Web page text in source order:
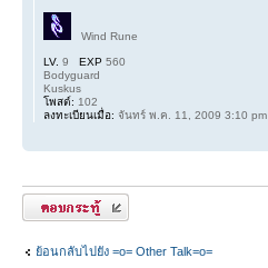
Wind Rune
LV. 9 EXP 560
Bodyguard
Kuskus
โพสต์: 102
ลงทะเบียนเมื่อ: จันทร์ พ.ค. 11, 2009 3:10 pm
ตอบกระทู้
ย้อนกลับไปยัง =o= Other Talk=o=